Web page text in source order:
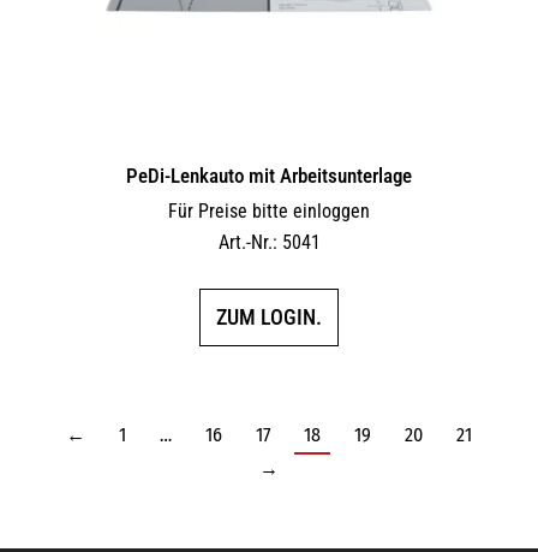
PeDi-Lenkauto mit Arbeitsunterlage
Für Preise bitte einloggen
Art.-Nr.: 5041
ZUM LOGIN.
← 1 … 16 17 18 19 20
21
→